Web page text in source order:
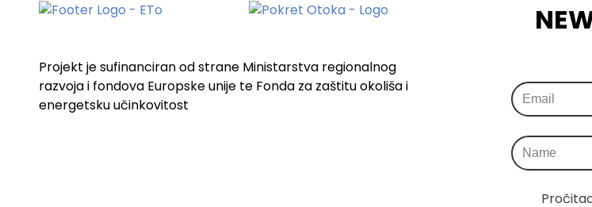
Projekt je sufinanciran od strane Ministarstva regionalnog
razvoja i fondova Europske unije te Fonda za zaštitu okoliša i
energetsku učinkovitost